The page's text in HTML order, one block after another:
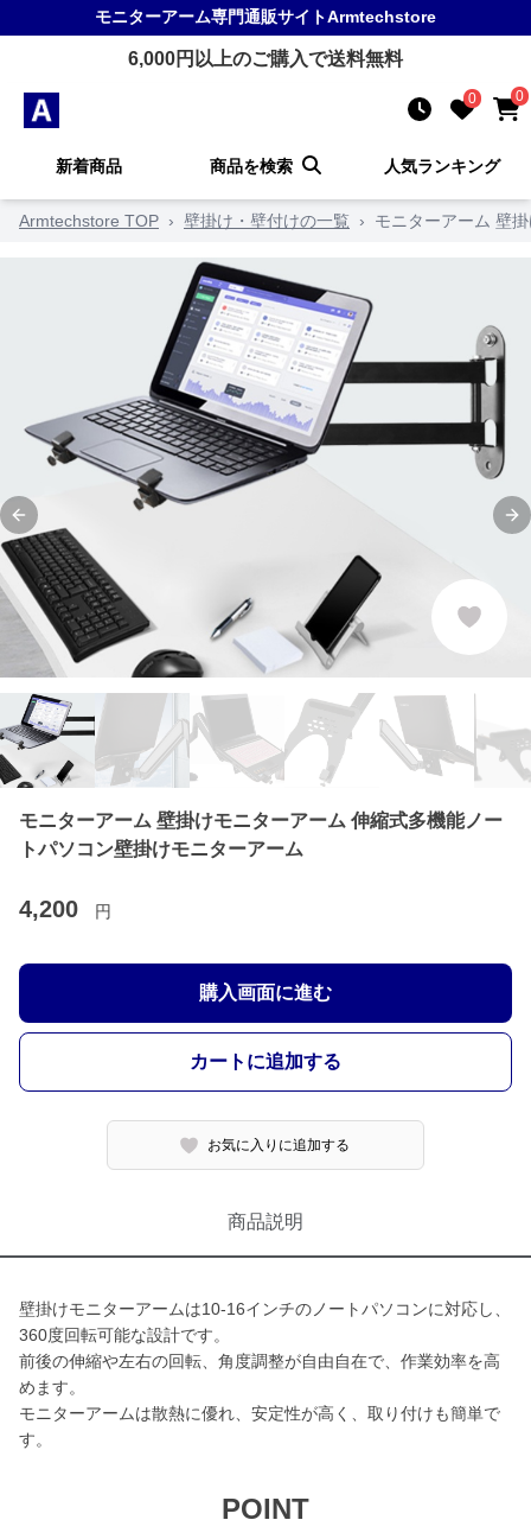
モニターアーム専門通販サイトArmtechstore
6,000円以上のご購入で送料無料
0 0
新着商品 商品を検索 人気ランキング
Armtechstore TOP › 壁掛け・壁付けの一覧 › モニターアーム 壁
Previous slide
モニターアーム 壁掛けモニターアーム 伸縮式多機能ノー
トパソコン壁掛けモニターアーム
4,200 円
購入画面に進む
カートに追加する
お気に入りに追加する
商品説明
壁掛けモニターアームは10-16インチのノートパソコンに対応し、
360度回転可能な設計です。
前後の伸縮や左右の回転、角度調整が自由自在で、作業効率を高
めます。
モニターアームは散熱に優れ、安定性が高く、取り付けも簡単で
す。
POINT